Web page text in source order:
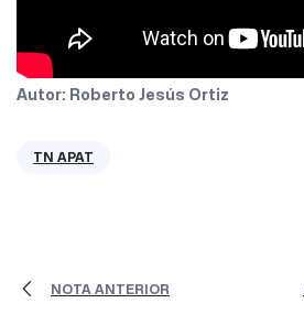
Autor: Roberto Jesús Ortiz
TN APAT
NOTA ANTERIOR